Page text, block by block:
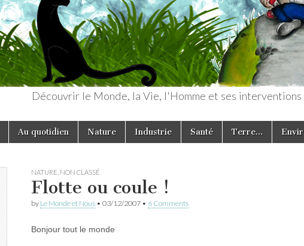
Découvrir le Monde, la Vie, l'Homme et ses interventions
Au quotidien Nature Industrie Santé Terre…
NATURE NON CLASSÉ
Flotte ou coule !
by Le Monde et Nous • 03/12/2007 • 6 Comments
Bonjour tout le monde